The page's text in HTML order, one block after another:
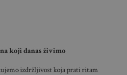
koji danas živimo
izdržljivost koja prati ritam